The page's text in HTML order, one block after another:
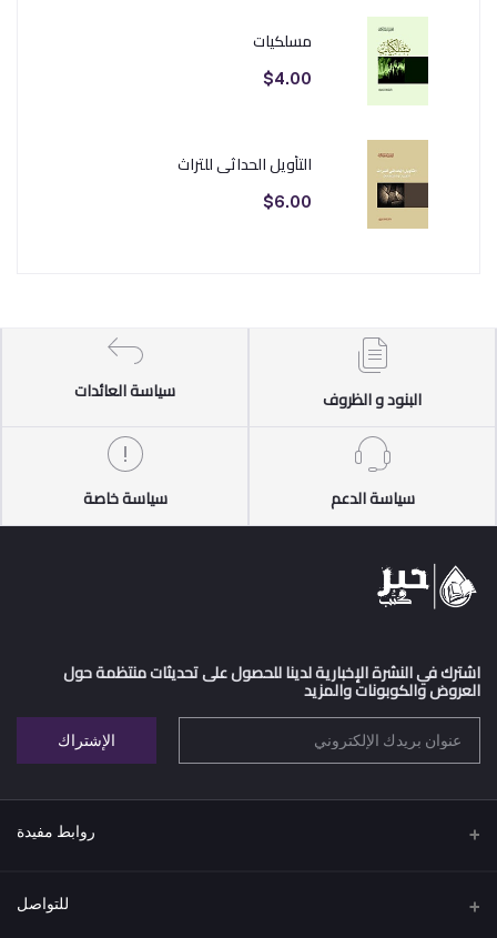
مسلكيات
$4.00
التأويل الحداثي للتراث
$6.00
البنود و الظروف سياسة العائدات
سياسة الدعم سياسة خاصة
اشترك في النشرة الإخبارية لدينا للحصول على تحديثات منتظمة حول
العروض والكوبونات والمزيد
الإشتراك
روابط مفيدة
اتفاقية البيع عن بعد
للتواصل